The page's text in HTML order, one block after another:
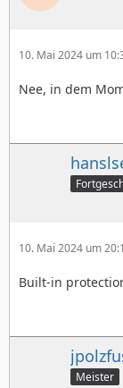
10. Mai 2024 um
Nee, in dem
10. Mai 2024 um
Built-in
Meister